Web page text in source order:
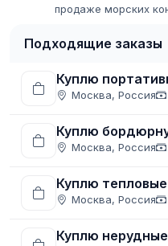
продаже морских
Подходящие заказы
Куплю
Москва, Россия
Куплю
Москва, Россия
Куплю
Москва, Россия
Куплю